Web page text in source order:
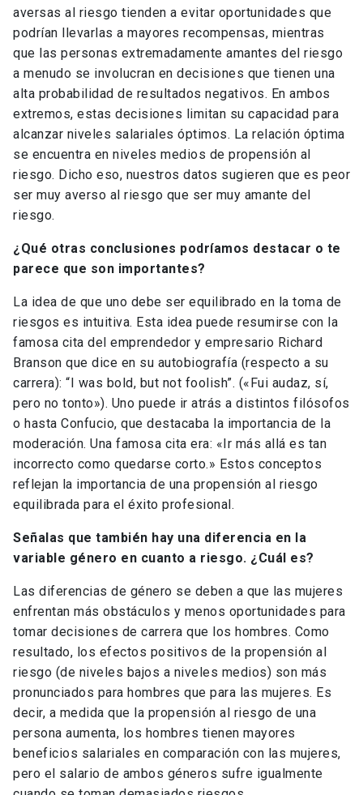
aversas al riesgo tienden a evitar oportunidades que
podrían llevarlas a mayores recompensas, mientras
que las personas extremadamente amantes del riesgo
a menudo se involucran en decisiones que tienen una
alta probabilidad de resultados negativos. En ambos
extremos, estas decisiones limitan su capacidad para
alcanzar niveles salariales óptimos. La relación óptima
se encuentra en niveles medios de propensión al
riesgo. Dicho eso, nuestros datos sugieren que es peor
ser muy averso al riesgo que ser muy amante del
riesgo.
¿Qué otras conclusiones podríamos destacar o te
parece que son importantes?
La idea de que uno debe ser equilibrado en la toma de
riesgos es intuitiva. Esta idea puede resumirse con la
famosa cita del emprendedor y empresario Richard
Branson que dice en su autobiografía (respecto a su
carrera): “I was bold, but not foolish”. («Fui audaz, sí,
pero no tonto»). Uno puede ir atrás a distintos filósofos
o hasta Confucio, que destacaba la importancia de la
moderación. Una famosa cita era: «Ir más allá es tan
incorrecto como quedarse corto.» Estos conceptos
reflejan la importancia de una propensión al riesgo
equilibrada para el éxito profesional.
Señalas que también hay una diferencia en la
variable género en cuanto a riesgo. ¿Cuál es?
Las diferencias de género se deben a que las mujeres
enfrentan más obstáculos y menos oportunidades para
tomar decisiones de carrera que los hombres. Como
resultado, los efectos positivos de la propensión al
riesgo (de niveles bajos a niveles medios) son más
pronunciados para hombres que para las mujeres. Es
decir, a medida que la propensión al riesgo de una
persona aumenta, los hombres tienen mayores
beneficios salariales en comparación con las mujeres,
pero el salario de ambos géneros sufre igualmente